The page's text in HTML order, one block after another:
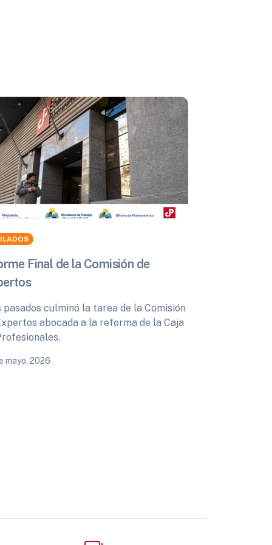
Final de la Comisión de
pasados culminó la tarea de la Comisión
abocada a la reforma de la Caja
mayo, 2026